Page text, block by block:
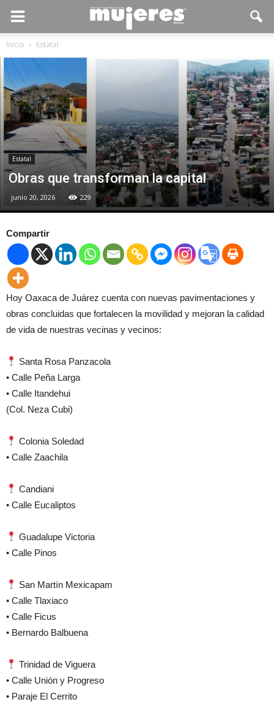
Inicio Estatal
Estatal
Obras que transforman la capital
junio 20, 2026 229
Compartir
Hoy Oaxaca de Juárez cuenta con nuevas pavimentaciones y
obras concluidas que fortalecen la movilidad y mejoran la calidad
de vida de nuestras vecinas y vecinos:
Santa Rosa Panzacola
• Calle Peña Larga
• Calle Itandehui
(Col. Neza Cubi)
Colonia Soledad
• Calle Zaachila
Candiani
• Calle Eucaliptos
Guadalupe Victoria
• Calle Pinos
San Martín Mexicapam
• Calle Tlaxiaco
• Calle Ficus
• Bernardo Balbuena
Trinidad de Viguera
• Calle Unión y Progreso
• Paraje El Cerrito